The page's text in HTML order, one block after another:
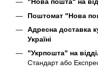
Поштомат "Нова
Адресна доставка
Україні
"Укрпошта" на
Стандарт або